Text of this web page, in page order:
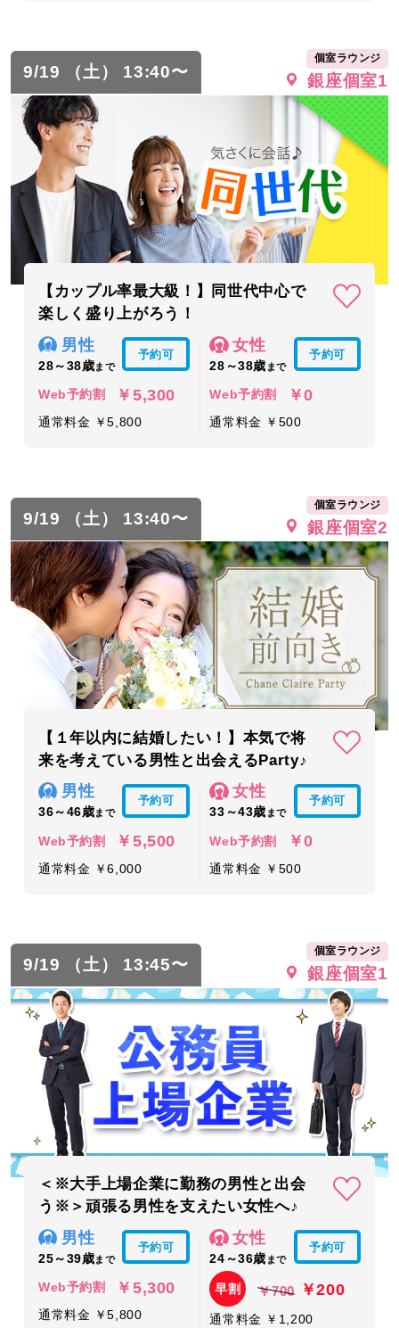
9/19 （土） 13:40〜
個室ラウンジ
銀座個室1
【カップル率最大級！】同世代中心で
楽しく盛り上がろう！
男性
28～38歳まで
予約可
Web予約割 ￥5,300
通常料金 ￥5,800
女性
28～38歳 まで
予約可
Web予約割 ￥0
通常料金 ￥500
9/19 （土） 13:40〜
個室ラウンジ
銀座個室2
【１年以内に結婚したい！】本気で将
来を考えている男性と出会えるParty♪
男性
36～46歳まで
予約可
Web予約割 ￥5,500
通常料金 ￥6,000
女性
33～43歳 まで
予約可
Web予約割 ￥0
通常料金 ￥500
9/19 （土） 13:45〜
個室ラウンジ
銀座個室1
＜※大手上場企業に勤務の男性と出会
う※＞頑張る男性を支えたい女性へ♪
男性
25～39歳まで
予約可
Web予約割 ￥5,300
通常料金 ￥5,800
女性
24～36歳 まで
予約可
早割 ￥700 ￥200
通常料金 ￥1,200